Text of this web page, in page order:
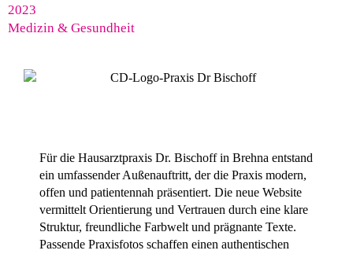
2023
Medizin & Gesundheit
Für die Hausarztpraxis Dr. Bischoff in Brehna entstand
ein umfassender Außenauftritt, der die Praxis modern,
offen und patientennah präsentiert. Die neue Website
vermittelt Orientierung und Vertrauen durch eine klare
Struktur, freundliche Farbwelt und prägnante Texte.
Passende Praxisfotos schaffen einen authentischen